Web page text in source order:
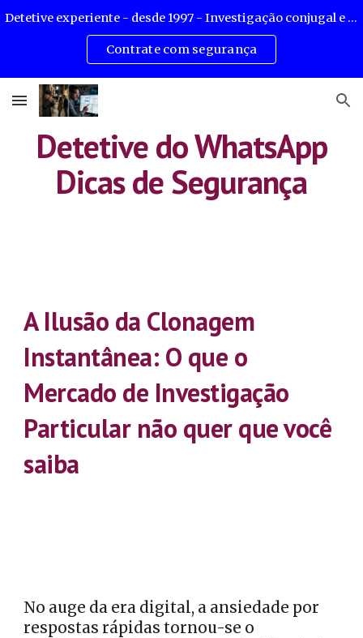
Detetive experiente - desde 1997 - Investigação conjugal e corporativa - mais de 8000 causas resolvidas.
Contrate com segurança
Detetive do WhatsApp
Dicas de Segurança
A Ilusão da Clonagem
Instantânea: O que o
Mercado de Investigação
Particular não quer que você
saiba
No auge da era digital, a ansiedade por
respostas rápidas tornou-se o